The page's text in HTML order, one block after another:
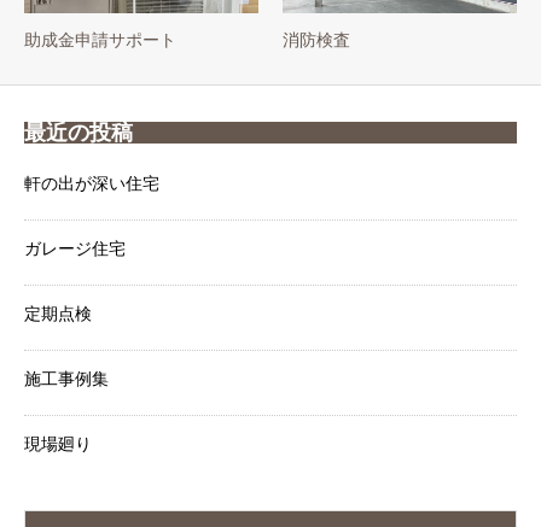
助成金申請サポート 消防検査
最近の投稿
軒の出が深い住宅
ガレージ住宅
定期点検
施工事例集
現場廻り